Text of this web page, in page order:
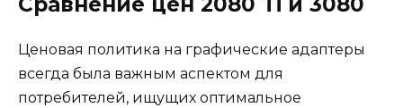
Ценовая политика на графические адаптеры
всегда была важным аспектом для
потребителей, ищущих оптимальное